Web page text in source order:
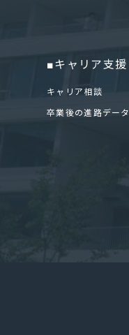
■キャリア支援
キャリア相談
卒業後の進路データ